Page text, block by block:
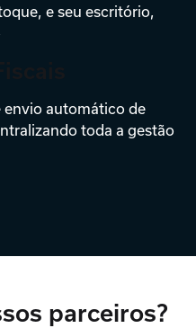
e seu escritório,
envio automático de
toda a gestão
parceiros?